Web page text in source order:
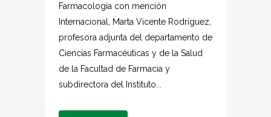
Farmacología con mención
Internacional, Marta Vicente Rodríguez,
profesora adjunta del departamento de
Ciencias Farmacéuticas y de la Salud
de la Facultad de Farmacia y
subdirectora del Instituto...